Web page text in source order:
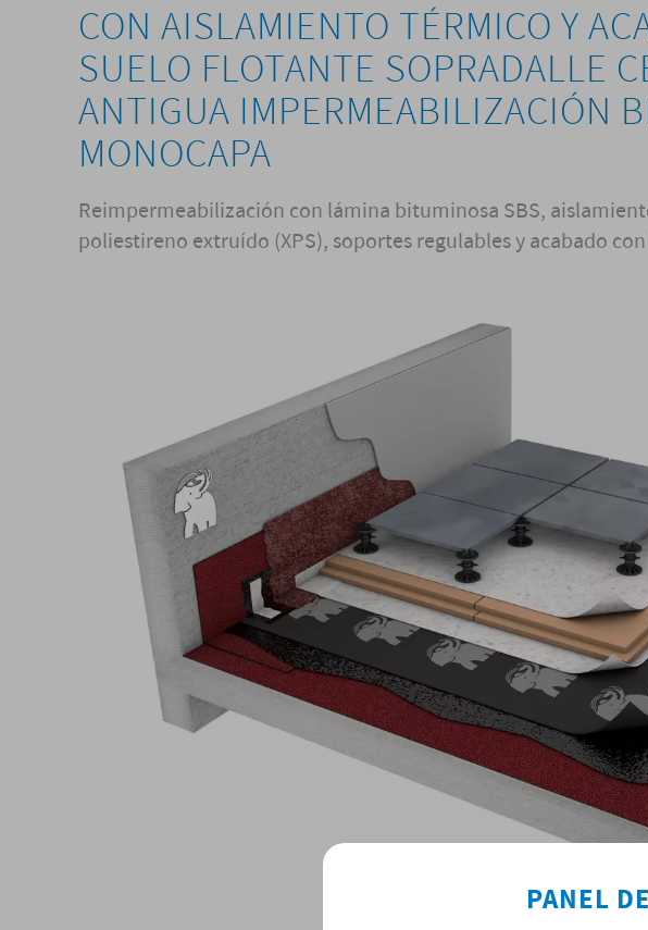
CON AISLAMIENTO TÉRMICO Y
SUELO FLOTANTE SOPRADALLE
ANTIGUA IMPERMEABILIZACIÓN
MONOCAPA
Reimpermeabilización con lámina bituminosa SBS,
poliestireno extruído (XPS), soportes regulables y acabado
PANEL